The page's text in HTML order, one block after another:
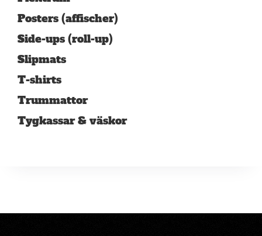
Posters (affischer)
Side-ups (roll-up)
Slipmats
T-shirts
Trummattor
Tygkassar & väskor